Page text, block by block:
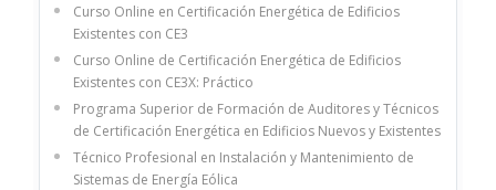
Curso Online en Certificación Energética de Edificios
Existentes con CE3
Curso Online de Certificación Energética de Edificios
Existentes con CE3X: Práctico
Programa Superior de Formación de Auditores y Técnicos
de Certificación Energética en Edificios Nuevos y Existentes
Técnico Profesional en Instalación y Mantenimiento de
Sistemas de Energía Eólica